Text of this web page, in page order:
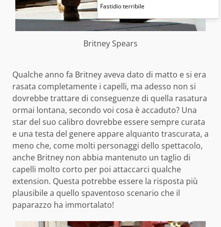
Britney Spears
Qualche anno fa Britney aveva dato di matto e si era
rasata completamente i capelli, ma adesso non si
dovrebbe trattare di conseguenze di quella rasatura
ormai lontana, secondo voi cosa è accaduto? Una
star del suo calibro dovrebbe essere sempre curata
e una testa del genere appare alquanto trascurata, a
meno che, come molti personaggi dello spettacolo,
anche Britney non abbia mantenuto un taglio di
capelli molto corto per poi attaccarci qualche
extension. Questa potrebbe essere la risposta più
plausibile a quello spaventoso scenario che il
paparazzo ha immortalato!
Fastidio terribile